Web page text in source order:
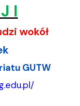
I
wokół
GUTW